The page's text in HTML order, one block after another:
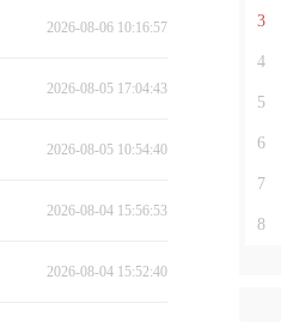
2026-08-06 10:16:57
2026-08-05 17:04:43
2026-08-05 10:54:40
2026-08-04 15:56:53
2026-08-04 15:52:40
3
4
5
6
7
8